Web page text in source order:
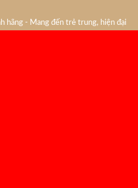
hãng - Mang đến trẻ trung, hiện đại